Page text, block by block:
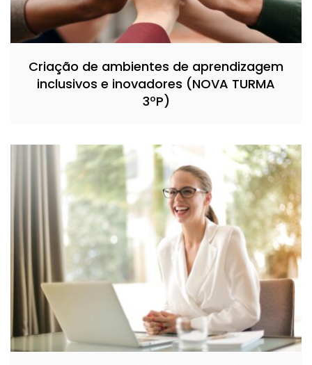
Criação de ambientes de aprendizagem
inclusivos e inovadores (NOVA TURMA
3ºP)